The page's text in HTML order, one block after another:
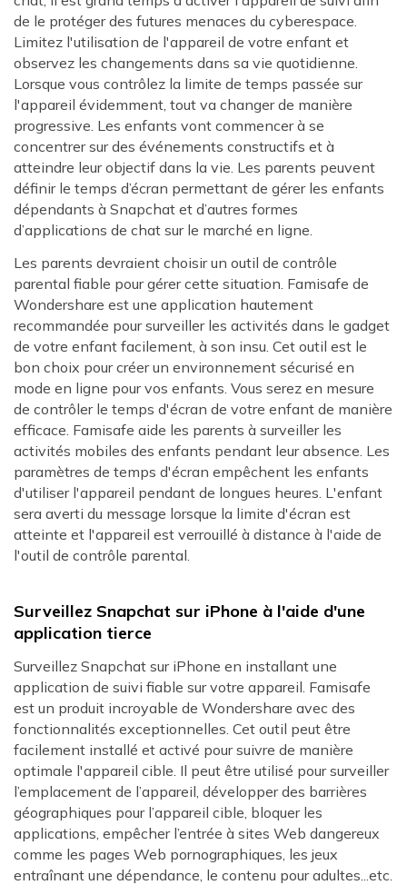
de le protéger des futures menaces du cyberespace.
Limitez l'utilisation de l'appareil de votre enfant et
observez les changements dans sa vie quotidienne.
Lorsque vous contrôlez la limite de temps passée sur
l'appareil évidemment, tout va changer de manière
progressive. Les enfants vont commencer à se
concentrer sur des événements constructifs et à
atteindre leur objectif dans la vie. Les parents peuvent
définir le temps d’écran permettant de gérer les enfants
dépendants à Snapchat et d’autres formes
d’applications de chat sur le marché en ligne.
Les parents devraient choisir un outil de contrôle
parental fiable pour gérer cette situation. Famisafe de
Wondershare est une application hautement
recommandée pour surveiller les activités dans le gadget
de votre enfant facilement, à son insu. Cet outil est le
bon choix pour créer un environnement sécurisé en
mode en ligne pour vos enfants. Vous serez en mesure
de contrôler le temps d'écran de votre enfant de manière
efficace. Famisafe aide les parents à surveiller les
activités mobiles des enfants pendant leur absence. Les
paramètres de temps d'écran empêchent les enfants
d'utiliser l'appareil pendant de longues heures. L'enfant
sera averti du message lorsque la limite d'écran est
atteinte et l'appareil est verrouillé à distance à l'aide de
l'outil de contrôle parental.
Surveillez Snapchat sur iPhone à l'aide d'une
application tierce
Surveillez Snapchat sur iPhone en installant une
application de suivi fiable sur votre appareil. Famisafe
est un produit incroyable de Wondershare avec des
fonctionnalités exceptionnelles. Cet outil peut être
facilement installé et activé pour suivre de manière
optimale l'appareil cible. Il peut être utilisé pour surveiller
l’emplacement de l’appareil, développer des barrières
géographiques pour l’appareil cible, bloquer les
applications, empêcher l’entrée à sites Web dangereux
comme les pages Web pornographiques, les jeux
entraînant une dépendance, le contenu pour adultes...etc.